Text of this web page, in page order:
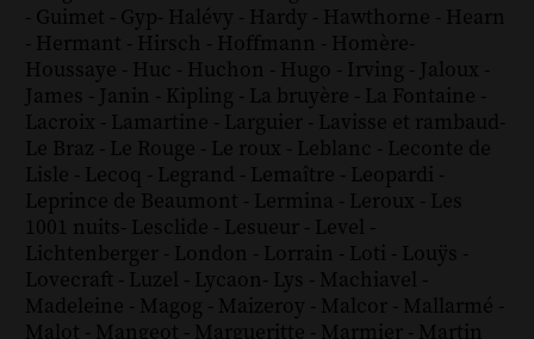
- Guimet - Gyp- Halévy - Hardy - Hawthorne - Hearn
- Hermant - Hirsch - Hoffmann - Homère-
Houssaye - Huc - Huchon - Hugo - Irving - Jaloux -
James - Janin - Kipling - La bruyère - La Fontaine -
Lacroix - Lamartine - Larguier - Lavisse et rambaud-
Le Braz - Le Rouge - Le roux - Leblanc - Leconte de
Lisle - Lecoq - Legrand - Lemaître - Leopardi -
Leprince de Beaumont - Lermina - Leroux - Les
1001 nuits- Lesclide - Lesueur - Level -
Lichtenberger - London - Lorrain - Loti - Louÿs -
Lovecraft - Luzel - Lycaon- Lys - Machiavel -
Madeleine - Magog - Maizeroy - Malcor - Mallarmé -
Malot - Mangeot - Margueritte - Marmier - Martin